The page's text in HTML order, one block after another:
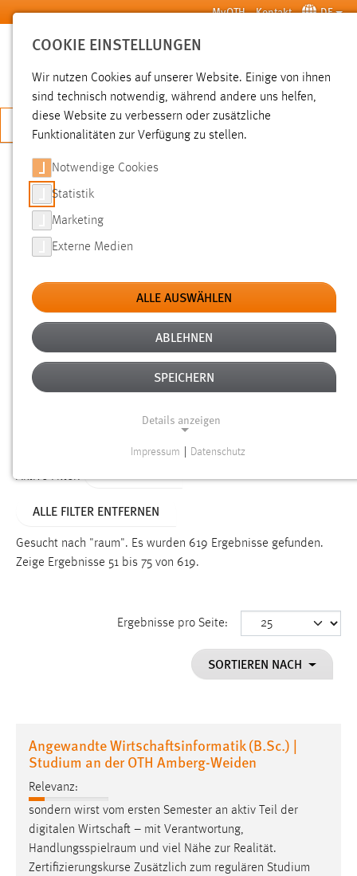
Zum Hauptinhalt springen MyOTH Kontakt DE
SUCHE
JETZT BEWERBEN
SUCHE
FILTER
Typ
Erstellungsdatum
Alter
Aktive Filter:
ALLE FILTER ENTFERNEN
Gesucht nach "raum". Es wurden 619 Ergebnisse gefunden.
Zeige Ergebnisse 51 bis 75 von 619.
Ergebnisse pro Seite:
SORTIEREN NACH
Angewandte Wirtschaftsinformatik (B.Sc.) |
Studium an der OTH Amberg-Weiden
Relevanz:
sondern wirst vom ersten Semester an aktiv Teil der
digitalen Wirtschaft – mit Verantwortung,
Handlungsspielraum und viel Nähe zur Realität.
Zertifizierungskurse Zusätzlich zum regulären Studium
COOKIE EINSTELLUNGEN
Wir nutzen Cookies auf unserer Website. Einige von ihnen
sind technisch notwendig, während andere uns helfen,
diese Website zu verbessern oder zusätzliche
Funktionalitäten zur Verfügung zu stellen.
Notwendige Cookies
Statistik
Marketing
Externe Medien
ALLE AUSWÄHLEN
ABLEHNEN
SPEICHERN
Details anzeigen
Funktionen und sind für die einwandfreie Funktion der
Einverständnis
cookie_consent
Dieser Cookie speichert die ausgewählten Einverständnis-
Name:
staticfilecache
Zweck:
Für performante Seitenauslieferung wird in diesem Cookie
Impressum Datenschutz